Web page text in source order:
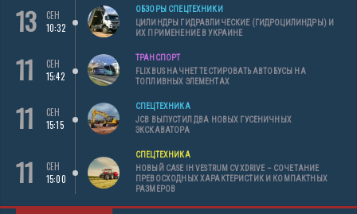
13
СЕН
10:32
ОБЗОРЫ СПЕЦТЕХНИКИ
ЦИЛИНДРЫ ГИДРАВЛИЧЕСКИЕ (ГИДРОЦИЛИНДРЫ) И
ИХ ПРИМЕНЕНИЕ В УКРАИНЕ
11
СЕН
15:42
ТРАНСПОРТ
FLIXBUS НАЧНЕТ ТЕСТИРОВАТЬ АВТОБУСЫ НА
ТОПЛИВНЫХ ЭЛЕМЕНТАХ
11
СЕН
15:15
СПЕЦТЕХНИКА
JCB ВЫПУСТИЛ ДВА НОВЫХ ГУСЕНИЧНЫХ
ЭКСКАВАТОРА
11
СЕН
15:00
СПЕЦТЕХНИКА
НОВЫЙ CASE IH VESTRUM CVXDRIVE – СОЧЕТАНИЕ
ПРЕВОСХОДНЫХ ХАРАКТЕРИСТИК И КОМПАКТНЫХ
РАЗМЕРОВ